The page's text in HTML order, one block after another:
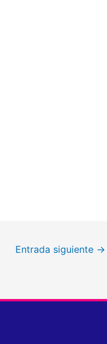
Entrada siguiente →